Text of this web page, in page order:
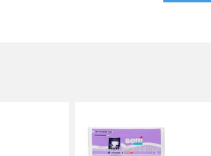
Коллаген в Усть-Каменогорске, Коллаген в